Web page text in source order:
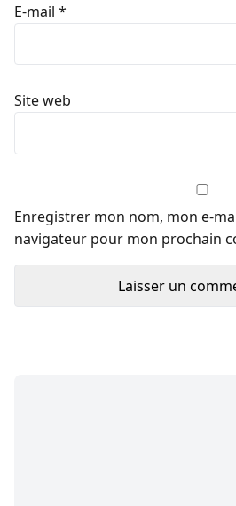
E-mail *
Site web
Enregistrer mon nom, mon e-
navigateur pour mon prochain